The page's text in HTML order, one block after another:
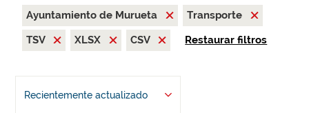
Ayuntamiento de Murueta
Transporte
TSV
XLSX CSV Restaurar filtros
Recientemente actualizado